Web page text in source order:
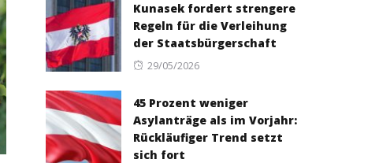
Kunasek fordert strengere
Regeln für die Verleihung
der Staatsbürgerschaft
Posted
29/05/2026
45 Prozent weniger
Asylanträge als im Vorjahr:
Rückläufiger Trend setzt
sich fort